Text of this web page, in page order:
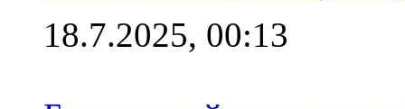
18.7.2025, 00:13